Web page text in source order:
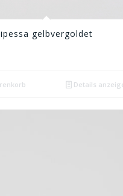
gelbvergoldet
Details